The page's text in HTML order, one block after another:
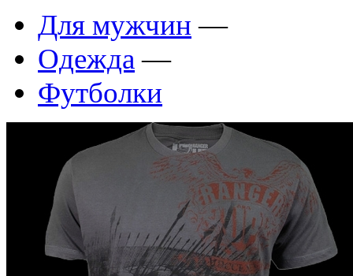
Для мужчин —
Одежда —
Футболки